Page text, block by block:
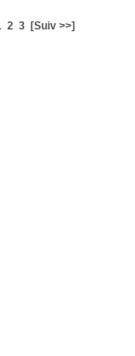
2 3 [Suiv >>]